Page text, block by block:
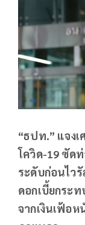
“ธปท.” แจง
โควิด-19 ซัด
ระดับก่อนไว
ดอกเบี้ยกระท
จากเงินเฟ้อ